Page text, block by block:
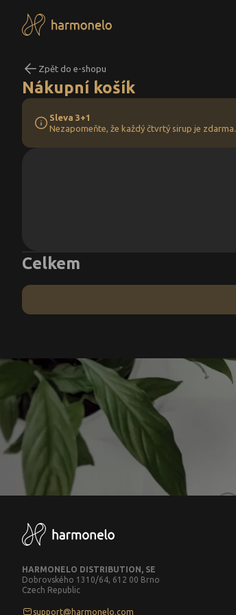
Zpět do e-shopu
Nákupní košík
Sleva 3+1
Nezapomeňte, že každý čtvrtý sirup je zdarma.
Celkem
HARMONELO DISTRIBUTION, SE
Dobrovského 1310/64, 612 00 Brno
Czech Republic
support@harmonelo.com